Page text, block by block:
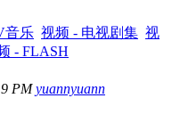
音乐 视频 - 电视剧集 视
- FLASH
PMyuannyuann